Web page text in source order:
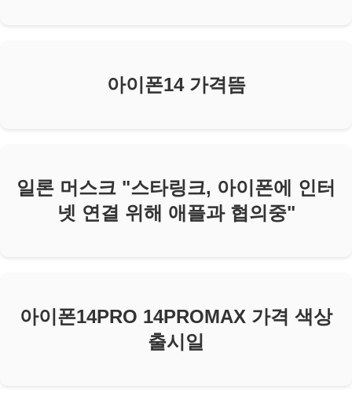
아이폰14 가격뜸
일론 머스크 "스타링크, 아이폰에 인터
넷 연결 위해 애플과 협의중"
아이폰14PRO 14PROMAX 가격 색상
출시일